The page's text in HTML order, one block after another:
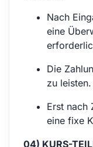
Nach
eine
Die
zu leisten.
Erst nach
eine fixe
04) KURS-